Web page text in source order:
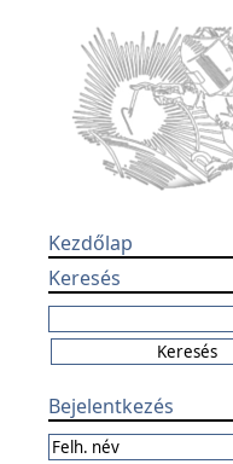
Kezdőlap
Keresés
Bejelentkezés